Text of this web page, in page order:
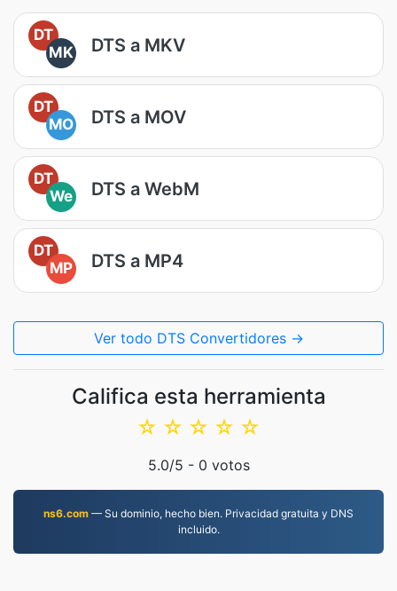
DT
MK
DTS a MKV
DT
MO
DTS a MOV
DT
We
DTS a WebM
DT
MP
DTS a MP4
Ver todo DTS Convertidores →
Califica esta herramienta
☆
☆
☆
☆
☆
5.0/5 - 0 votos
ns6.com — Su dominio, hecho bien. Privacidad gratuita y DNS
incluido.